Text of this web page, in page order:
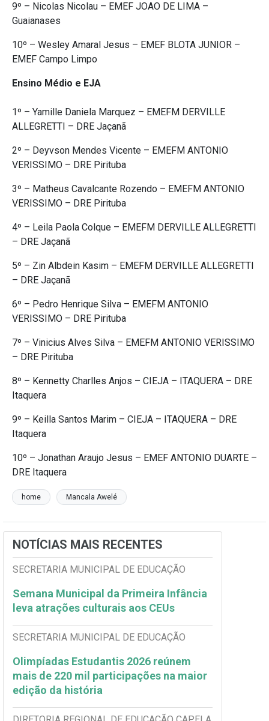
9º – Nicolas Nicolau – EMEF JOAO DE LIMA –
Guaianases
10º – Wesley Amaral Jesus – EMEF BLOTA JUNIOR –
EMEF Campo Limpo
Ensino Médio e EJA
1º – Yamille Daniela Marquez – EMEFM DERVILLE
ALLEGRETTI – DRE Jaçanã
2º – Deyvson Mendes Vicente – EMEFM ANTONIO
VERISSIMO – DRE Pirituba
3º – Matheus Cavalcante Rozendo – EMEFM ANTONIO
VERISSIMO – DRE Pirituba
4º – Leila Paola Colque – EMEFM DERVILLE ALLEGRETTI
– DRE Jaçanã
5º – Zin Albdein Kasim – EMEFM DERVILLE ALLEGRETTI
– DRE Jaçanã
6º – Pedro Henrique Silva – EMEFM ANTONIO
VERISSIMO – DRE Pirituba
7º – Vinicius Alves Silva – EMEFM ANTONIO VERISSIMO
– DRE Pirituba
8º – Kennetty Charlles Anjos – CIEJA – ITAQUERA – DRE
Itaquera
9º – Keilla Santos Marim – CIEJA – ITAQUERA – DRE
Itaquera
10º – Jonathan Araujo Jesus – EMEF ANTONIO DUARTE –
DRE Itaquera
home Mancala Awelé
NOTÍCIAS MAIS RECENTES
SECRETARIA MUNICIPAL DE EDUCAÇÃO
Semana Municipal da Primeira Infância
leva atrações culturais aos CEUs
SECRETARIA MUNICIPAL DE EDUCAÇÃO
Olimpíadas Estudantis 2026 reúnem
mais de 220 mil participações na maior
edição da história